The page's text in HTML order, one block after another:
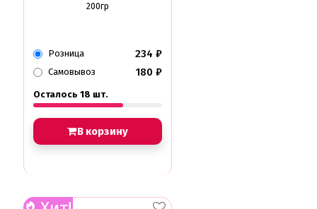
200гр
Розница 234 ₽
Самовывоз 180 ₽
Осталось 18 шт.
В корзину